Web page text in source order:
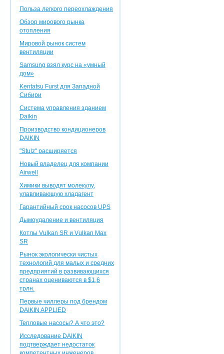
Польза легкого переохлаждения
Обзор мирового рынка
отопления
Мировой рынок систем
вентиляции
Samsung взял курс на «умный
дом»
Kentatsu Furst для Западной
Сибири
Система управления зданием
Daikin
Производство кондиционеров
DAIKIN
"Stulz" расширяется
Новый владелец для компании
Airwell
Химики выводят молекулу,
улавливающую хладагент
Гарантийный срок насосов UPS
Дымоудаление и вентиляция
Котлы Vulkan SR и Vulkan Max
SR
Рынок экологически чистых
технологий для малых и средних
предприятий в развивающихся
странах оцениваются в $1,6
трлн.
Первые чиллеры под брендом
DAIKIN APPLIED
Тепловые насосы? А что это?
Исследование DAIKIN
подтверждает недостаток